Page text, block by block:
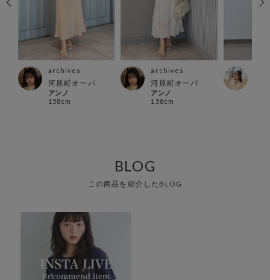
archives
河原町オーパ
アンノ
158cm
archives
河原町オーパ
アンノ
158cm
BLOG
この商品を紹介したBLOG